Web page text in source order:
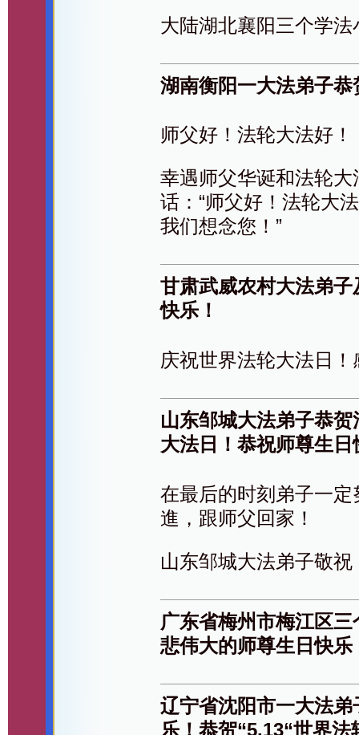
大陆湖北襄阳三个学
湖南衡阳一大法弟子
师父好！法轮大法好！
幸遇师父华诞和法轮
话：“师父好！法轮大
我们想念您！”
甘肃武威农村大法弟
快乐！
庆祝世界法轮大法日
山东邹城大法弟子恭
大法日！恭祝师尊生日
在最后的时刻弟子一
進，跟师父回家！
山东邹城大法弟子敬祝
广东省梅州市梅江区
悲伟大的师尊生日快乐
辽宁省沈阳市一大法
乐！恭贺“5.13“世界法